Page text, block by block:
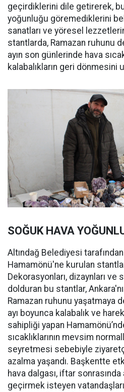
geçirdiklerini dile getirerek,
yoğunluğu göremediklerini
sanatları ve yöresel
stantlarda, Ramazan ruhunu
ayın son günlerinde hava
kalabalıkların geri dönmesini
SOĞUK HAVA
Altındağ Belediyesi tarafından
Hamamönü'ne kurulan
Dekorasyonları, dizaynları ve
dolduran bu stantlar,
Ramazan ruhunu yaşatmaya
ayı boyunca kalabalık ve
sahipliği yapan
sıcaklıklarının mevsim
seyretmesi sebebiyle
azalma yaşandı. Başkentte
hava dalgası, iftar
geçirmek isteyen